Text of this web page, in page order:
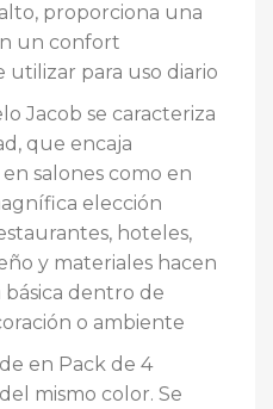
proporciona una
un confort
utilizar para uso diario
Jacob se caracteriza
que encaja
salones como en
elección
hoteles,
y materiales hacen
básica dentro de
o ambiente
en Pack de 4
mismo color. Se